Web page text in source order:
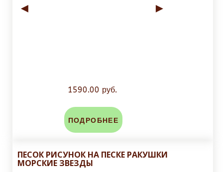
◄ ►
1590.00 руб.
ПОДРОБНЕЕ
ПЕСОК РИСУНОК НА ПЕСКЕ РАКУШКИ
МОРСКИЕ ЗВЕЗДЫ